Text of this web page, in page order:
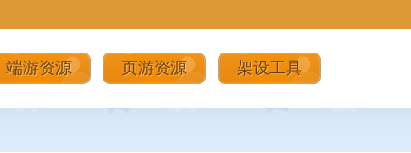
端游资源 页游资源 架设工具